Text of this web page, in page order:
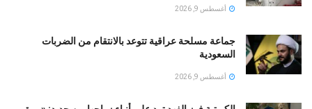
أغسطس 9, 2026
جماعة مسلحة عراقية تتوعد بالانتقام من الضربات
السعودية
أغسطس 9, 2026